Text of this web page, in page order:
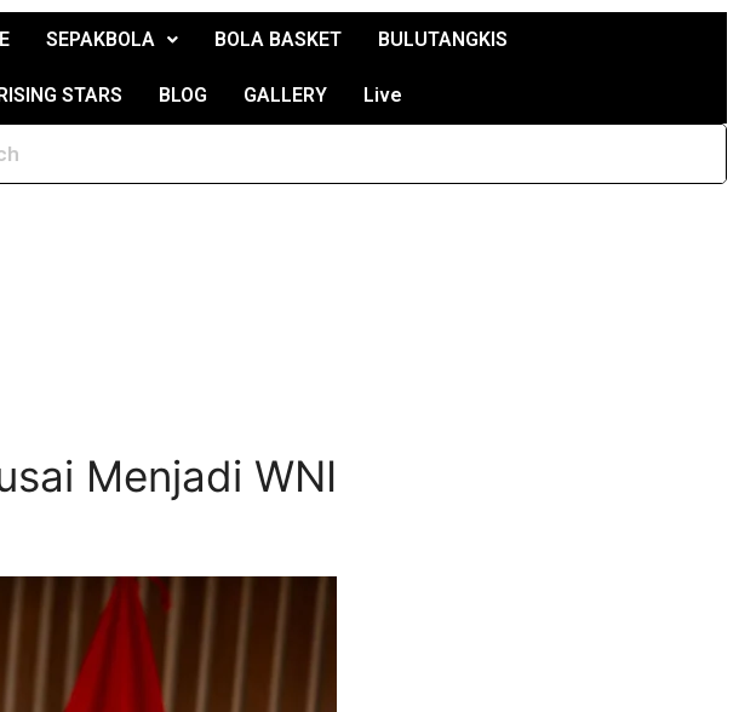
SEPAKBOLA BOLA BASKET BULUTANGKIS
STARS BLOG GALLERY Live
Menjadi WNI